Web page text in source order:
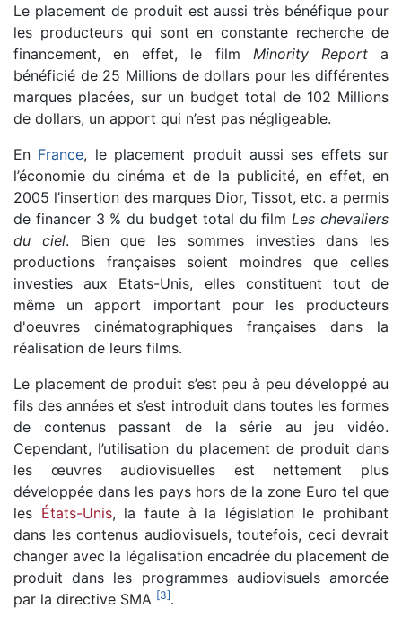
Le placement de produit est aussi très bénéfique pour
les producteurs qui sont en constante recherche de
financement, en effet, le film Minority Reporta
bénéficié de 25 Millions de dollars pour les différentes
marques placées, sur un budget total de 102 Millions
de dollars, un apport qui n’est pas négligeable.
En France, le placement produit aussi ses effets sur
l’économie du cinéma et de la publicité, en effet, en
2005 l’insertion des marques Dior, Tissot, etc. a permis
de financer 3 % du budget total du film Les chevaliers
du ciel. Bien que les sommes investies dans les
productions françaises soient moindres que celles
investies aux Etats-Unis, elles constituent tout de
même un apport important pour les producteurs
d'oeuvres cinématographiques françaises dans la
réalisation de leurs films.
Le placement de produit s’est peu à peu développé au
fils des années et s’est introduit dans toutes les formes
de contenus passant de la série au jeu vidéo.
Cependant, l’utilisation du placement de produit dans
les œuvres audiovisuelles est nettement plus
développée dans les pays hors de la zone Euro tel que
les États-Unis, la faute à la législation le prohibant
dans les contenus audiovisuels, toutefois, ceci devrait
changer avec la légalisation encadrée du placement de
produit dans les programmes audiovisuels amorcée
par la directive SMA [3].